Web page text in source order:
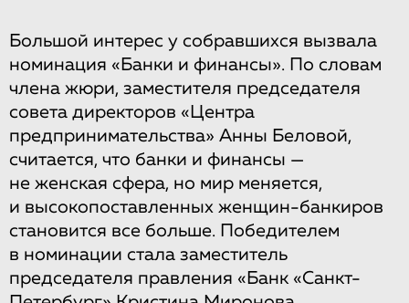
Большой интерес у собравшихся вызвала
номинация «Банки и финансы». По словам
члена жюри, заместителя председателя
совета директоров «Центра
предпринимательства» Анны Беловой,
считается, что банки и финансы —
не женская сфера, но мир меняется,
и высокопоставленных женщин-банкиров
становится все больше. Победителем
в номинации стала заместитель
председателя правления «Банк «Санкт-